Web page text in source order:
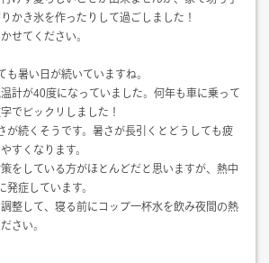
かき氷を作ったりして過ごしました！
せてください。
も暑い日が続いていますね。
計が40度になっていました。何年も車に乗って
でビックリしました！
が続くそうです。暑さが長引くとどうしても疲
すくなります。
をしている方がほとんどだと思いますが、熱中
発症しています。
整して、寝る前にコップ一杯水を飲み夜間の熱
さい。